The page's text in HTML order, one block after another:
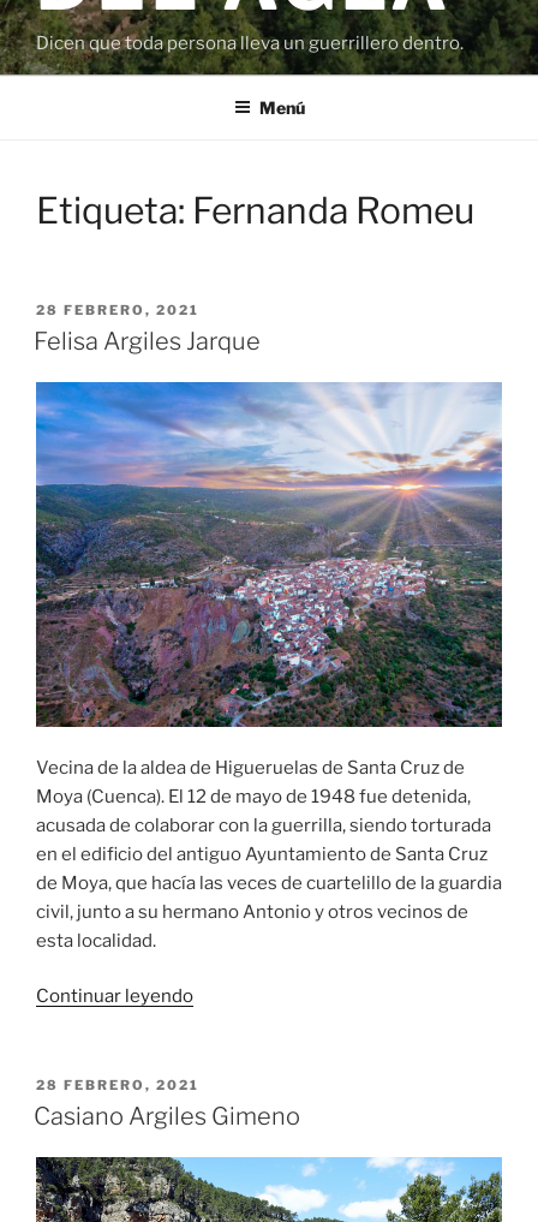
Dicen que toda persona lleva un guerrillero dentro.
Menú
Etiqueta: Fernanda Romeu
PUBLICADO
EL
28 FEBRERO, 2021
Felisa Argiles Jarque
Vecina de la aldea de Higueruelas de Santa Cruz de
Moya (Cuenca). El 12 de mayo de 1948 fue detenida,
acusada de colaborar con la guerrilla, siendo torturada
en el edificio del antiguo Ayuntamiento de Santa Cruz
de Moya, que hacía las veces de cuartelillo de la guardia
civil, junto a su hermano Antonio y otros vecinos de
esta localidad.
Continuar leyendo«Felisa
PUBLICADO
EL
28 FEBRERO, 2021
Casiano Argiles Gimeno